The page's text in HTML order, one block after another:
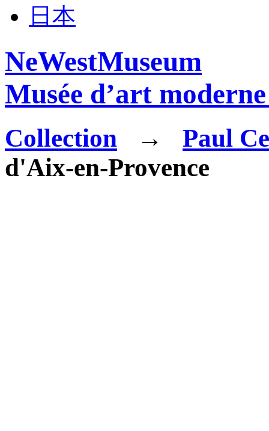
日本
NeWestMuseum
Musée d’art
Collection →
Paul
d'Aix-en-Provence